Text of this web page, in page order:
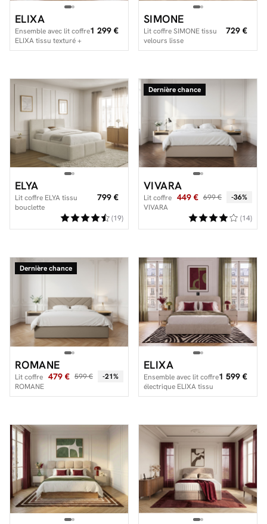
ELIXA
Ensemble avec lit coffre
ELIXA tissu texturé +
matelas hybride
1 299 €
SIMONE
Lit coffre SIMONE tissu
velours lisse
729 €
ELYA
Lit coffre ELYA tissu
bouclette
799 €
(19)
Dernière chance
VIVARA
Lit coffre
VIVARA
449 € 699 € -36%
(14)
Dernière chance
ROMANE
Lit coffre
ROMANE
479 € 599 € -21%
ELIXA
Ensemble avec lit coffre
électrique ELIXA tissu
texturé + matelas
1 599 €